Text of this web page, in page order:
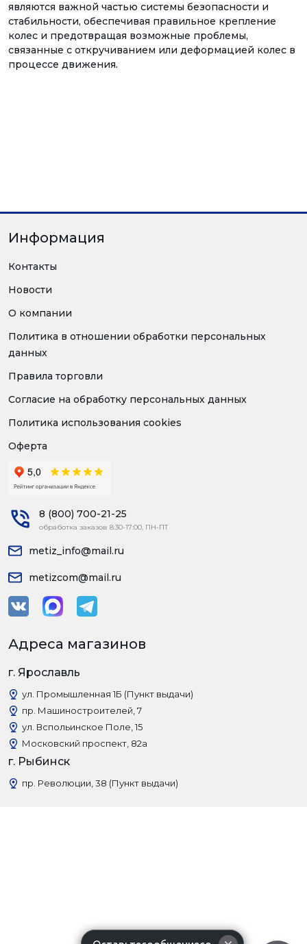
являются важной частью системы безопасности и
стабильности, обеспечивая правильное крепление
колес и предотвращая возможные проблемы,
связанные с откручиванием или деформацией колес в
процессе движения.
Информация
Контакты
Новости
О компании
Политика в отношении обработки персональных
данных
Правила торговли
Согласие на обработку персональных данных
Политика использования cookies
Оферта
8 (800) 700-21-25
обработка заказов 8:30-17:00, ПН-ПТ
metiz_info@mail.ru
metizcom@mail.ru
Адреса магазинов
г. Ярославль
ул. Промышленная 1Б (Пункт выдачи)
пр. Машиностроителей, 7
ул. Вспольинское Поле, 15
Московский проспект, 82а
г. Рыбинск
пр. Революции, 38 (Пункт выдачи)